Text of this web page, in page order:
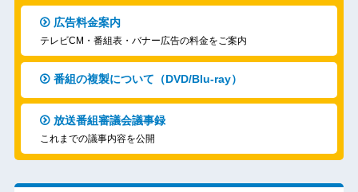
広告料金案内
テレビCM・番組表・バナー広告の料金をご案内
番組の複製について（DVD/Blu-ray）
放送番組審議会議事録
これまでの議事内容を公開